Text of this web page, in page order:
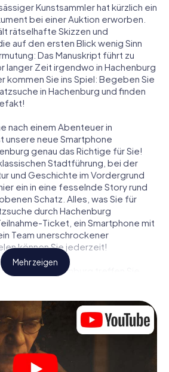
Kunstsammler hat kürzlich ein
bei einer Auktion erworben.
rätselhafte Skizzen und
auf den ersten Blick wenig Sinn
Das Manuskript führt zu
langer Zeit irgendwo in Hachenburg
kommen Sie ins Spiel: Begeben Sie
in Hachenburg und finden
nach einem Abenteuer in
unsere neue Smartphone
genau das Richtige für Sie!
Stadtführung, bei der
und Geschichte im Vordergrund
ein in eine fesselnde Story rund
Schatz. Alles, was Sie für
durch Hachenburg
Ticket, ein Smartphone mit
Team unerschrockener
können Sie jederzeit!
in Hachenburg treffen Sie
Wer ein waschechter
hat das Zeug zum Code-Knacker?
in Hachenburg ist für jeden
Rolle dabei.
kann die Krimi-Schatzsuche durch
Mehr zeigen